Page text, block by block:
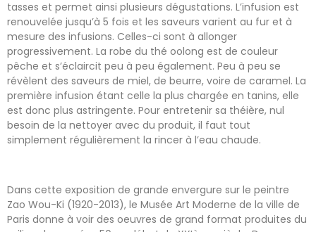
tasses et permet ainsi plusieurs dégustations. L’infusion est
renouvelée jusqu’à 5 fois et les saveurs varient au fur et à
mesure des infusions. Celles-ci sont à allonger
progressivement. La robe du thé oolong est de couleur
pêche et s’éclaircit peu à peu également. Peu à peu se
révèlent des saveurs de miel, de beurre, voire de caramel. La
première infusion étant celle la plus chargée en tanins, elle
est donc plus astringente. Pour entretenir sa théière, nul
besoin de la nettoyer avec du produit, il faut tout
simplement régulièrement la rincer à l’eau chaude.
Dans cette exposition de grande envergure sur le peintre
Zao Wou-Ki (1920-2013), le Musée Art Moderne de la ville de
Paris donne à voir des oeuvres de grand format produites du